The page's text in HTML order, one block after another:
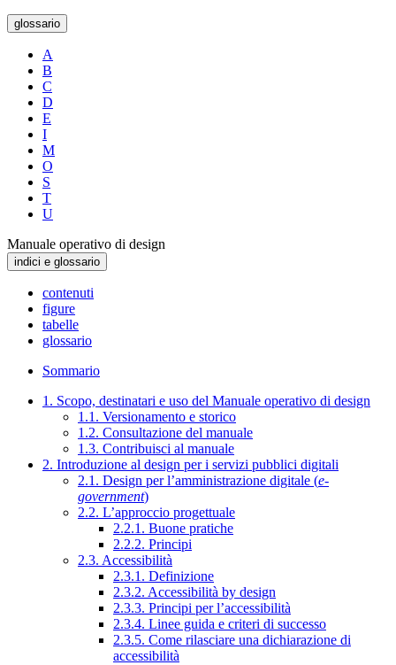
glossario
A
B
C
D
E
I
M
O
S
T
U
Manuale operativo di design
indici e glossario
contenuti
figure
tabelle
glossario
Sommario
1. Scopo, destinatari e uso del Manuale operativo di design
1.1. Versionamento e storico
1.2. Consultazione del manuale
1.3. Contribuisci al manuale
2. Introduzione al design per i servizi pubblici digitali
2.1. Design per l’amministrazione digitale (e-
government)
2.2. L’approccio progettuale
2.2.1. Buone pratiche
2.2.2. Principi
2.3. Accessibilità
2.3.1. Definizione
2.3.2. Accessibilità by design
2.3.3. Principi per l’accessibilità
2.3.4. Linee guida e criteri di successo
2.3.5. Come rilasciare una dichiarazione di
accessibilità